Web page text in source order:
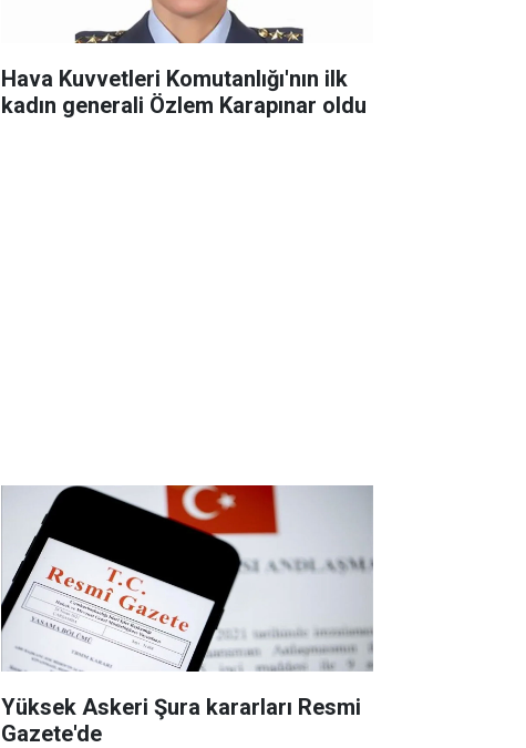
Hava Kuvvetleri Komutanlığı'nın ilk
kadın generali Özlem Karapınar oldu
Yüksek Askeri Şura kararları Resmi
Gazete'de